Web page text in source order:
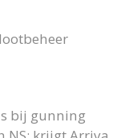
bij gunning